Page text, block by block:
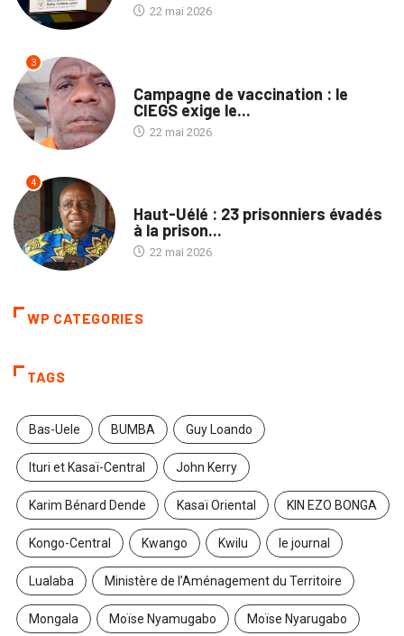
22 mai 2026
3
Campagne de vaccination : le
CIEGS exige le...
22 mai 2026
4
Haut-Uélé : 23 prisonniers évadés
à la prison...
22 mai 2026
WP CATEGORIES
TAGS
Bas-Uele BUMBA Guy Loando
Ituri et Kasaï-Central John Kerry
Karim Bénard Dende Kasaï Oriental KIN EZO BONGA
Kongo-Central Kwango Kwilu le journal
Lualaba Ministère de l’Aménagement du Territoire
Mongala Moïse Nyamugabo Moïse Nyarugabo